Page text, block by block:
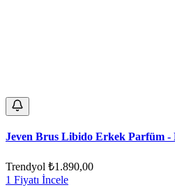
Jeven Brus Libido Erkek Parfüm -
Trendyol ₺1.890,00
1 Fiyatı İncele